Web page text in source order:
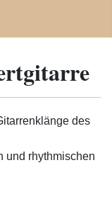
des
und rhythmischen